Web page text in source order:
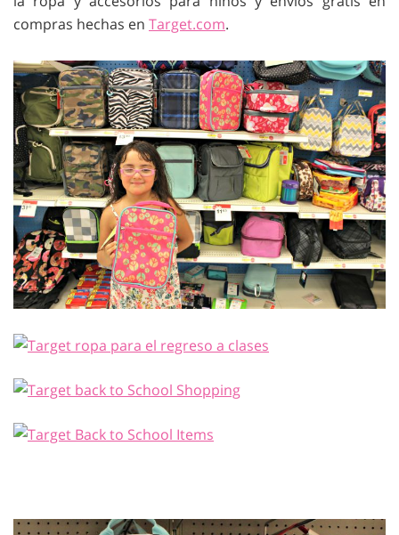
compras hechas en Target.com.